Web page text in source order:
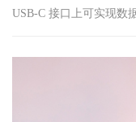
USB-C 接口上可实现数